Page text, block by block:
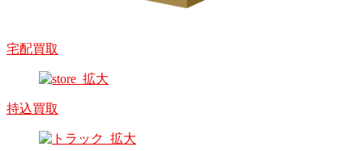
宅配買取
持込買取